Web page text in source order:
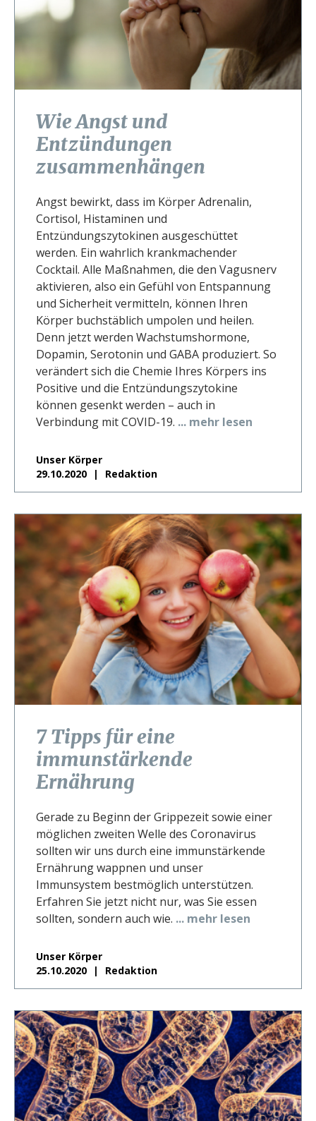
Wie Angst und
Entzündungen
zusammenhängen
Angst bewirkt, dass im Körper Adrenalin,
Cortisol, Histaminen und
Entzündungszytokinen ausgeschüttet
werden. Ein wahrlich krankmachender
Cocktail. Alle Maßnahmen, die den Vagusnerv
aktivieren, also ein Gefühl von Entspannung
und Sicherheit vermitteln, können Ihren
Körper buchstäblich umpolen und heilen.
Denn jetzt werden Wachstumshormone,
Dopamin, Serotonin und GABA produziert. So
verändert sich die Chemie Ihres Körpers ins
Positive und die Entzündungszytokine
können gesenkt werden – auch in
Verbindung mit COVID-19. ... mehr lesen
Unser Körper
29.10.2020
Redaktion
7 Tipps für eine
immunstärkende
Ernährung
Gerade zu Beginn der Grippezeit sowie einer
möglichen zweiten Welle des Coronavirus
sollten wir uns durch eine immunstärkende
Ernährung wappnen und unser
Immunsystem bestmöglich unterstützen.
Erfahren Sie jetzt nicht nur, was Sie essen
sollten, sondern auch wie. ... mehr lesen
Unser Körper
25.10.2020
Redaktion